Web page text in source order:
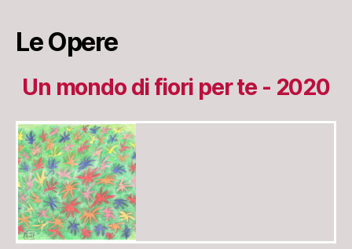
Le Opere
Un mondo di fiori per te - 2020